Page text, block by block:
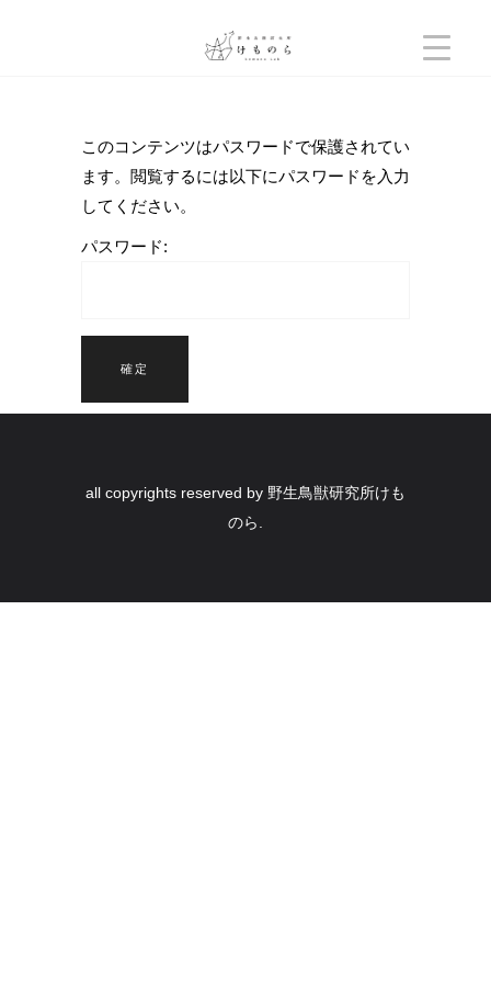
このコンテンツはパスワードで保護されてい
ます。閲覧するには以下にパスワードを入力
してください。
パスワード:
all copyrights reserved by 野生鳥獣研究所けも
のら.